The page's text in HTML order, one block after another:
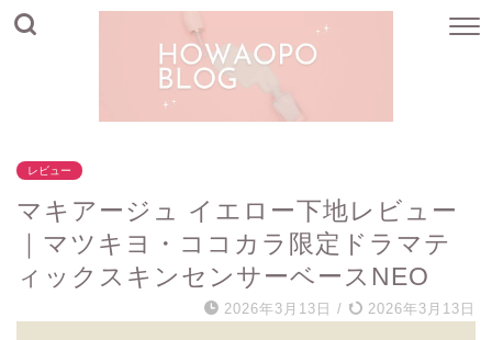
レビュー
マキアージュ イエロー下地レビュー
｜マツキヨ・ココカラ限定ドラマテ
ィックスキンセンサーベースNEO
2026年3月13日 / 2026年3月13日